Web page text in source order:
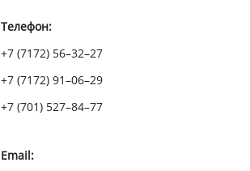
Телефон:
+7 (7172) 56–32–27
+7 (7172) 91–06–29
+7 (701) 527–84–77
Email: